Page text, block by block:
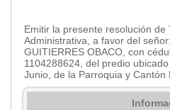
Emitir la presente resolución de
Administrativa, a favor del
GUITIERRES OBACO, con
1104288624, del predio
Junio, de la Parroquia y Cantón
Mail